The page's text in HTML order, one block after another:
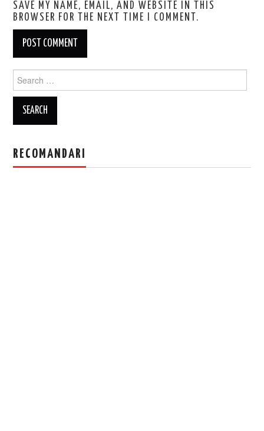
SAVE MY NAME, EMAIL, AND WEBSITE IN THIS
BROWSER FOR THE NEXT TIME I COMMENT.
Search
for:
RECOMANDARI